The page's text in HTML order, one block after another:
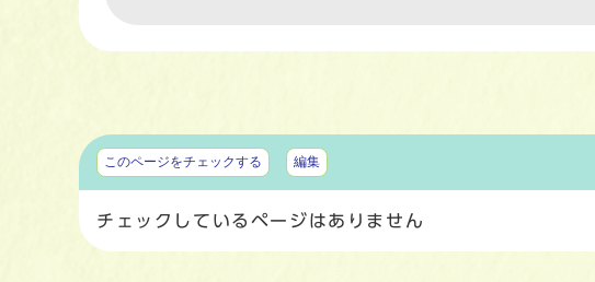
マイページ
このページをチェックする 編集
チェックしているページはありません